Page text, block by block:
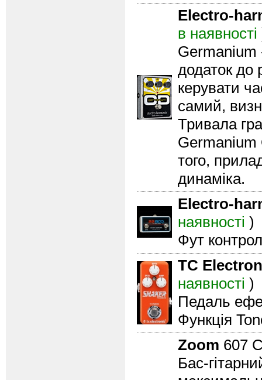
Electro-
в наявності
Germanium
додаток до
керувати
самий,
Тривала
Germanium
того,
динаміка.
Electro-
наявності )
Фут
TC
наявності )
Педаль
Функція
Zoom 607
Бас-